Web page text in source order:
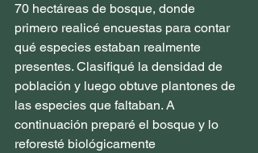
70 hectáreas de bosque, donde
primero realicé encuestas para contar
qué especies estaban realmente
presentes. Clasifiqué la densidad de
población y luego obtuve plantones de
las especies que faltaban. A
continuación preparé el bosque y lo
reforesté biológicamente